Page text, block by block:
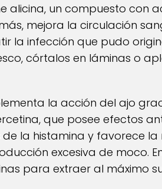
alicina, un compuesto con
mejora la circulación
la infección que pudo
córtalos en láminas o
la acción del ajo
que posee efectos
la histamina y favorece
excesiva de moco.
para extraer al máximo